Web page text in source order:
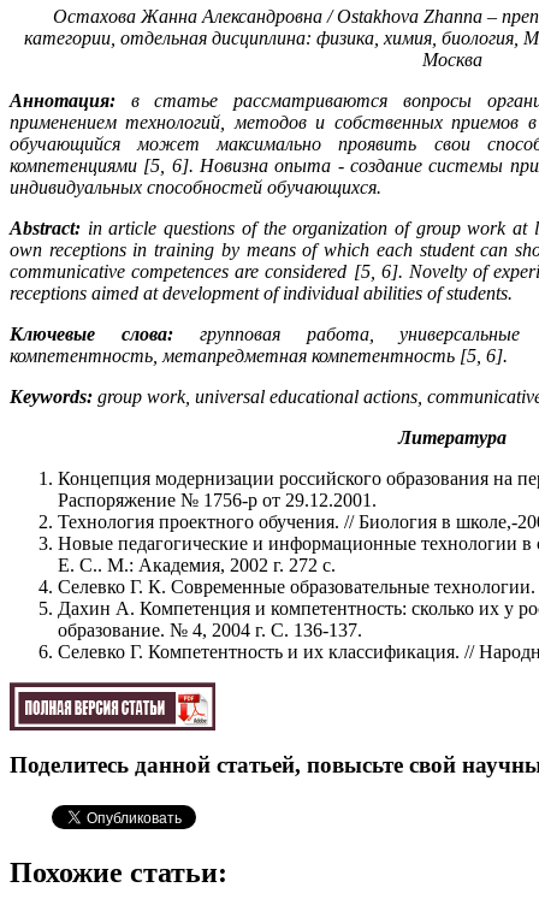
Остахова Жанна Александровна / Ostakhova Zhanna –
категории, отдельная дисциплина: физика, химия, биология,
Москва
Аннотация: в статье рассматриваются вопросы
применением технологий, методов и собственных
обучающийся может максимально проявить свои
компетенциями [5, 6]. Новизна опыта - создание системы
индивидуальных способностей обучающихся.
Abstract: in article questions of the organization of group work at
own receptions in training by means of which each student can
communicative competences are considered [5, 6]. Novelty of
receptions aimed at development of individual abilities of students.
Ключевые слова: групповая работа,
компетентность, метапредметная компетентность [5, 6].
Keywords: group work, universal educational actions,
Литература
Концепция модернизации российского образования на
Распоряжение № 1756-р от 29.12.2001.
Технология проектного обучения. // Биология в школе,-
Новые педагогические и информационные технологии в
Е. С.. М.: Академия, 2002 г. 272 с.
Селевко Г. К. Современные образовательные
Дахин А. Компетенция и компетентность: сколько их у
образование. № 4, 2004 г. С. 136-137.
Селевко Г. Компетентность и их классификация. //
Поделитесь данной статьей, повысьте свой
Похожие статьи: